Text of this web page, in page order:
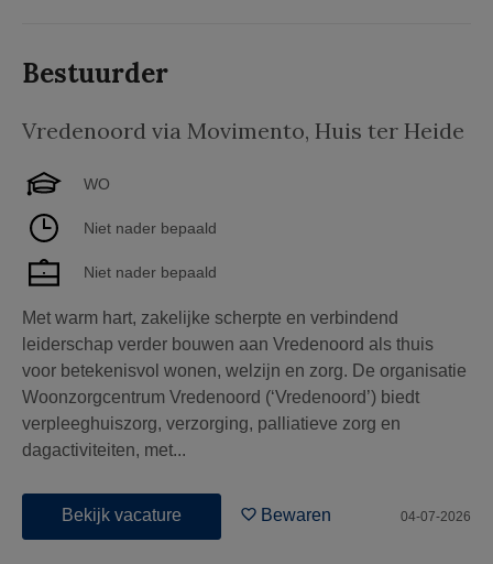
Bestuurder
Vredenoord via Movimento, Huis ter Heide
WO
Niet nader bepaald
Niet nader bepaald
Met warm hart, zakelijke scherpte en verbindend
leiderschap verder bouwen aan Vredenoord als thuis
voor betekenisvol wonen, welzijn en zorg. De organisatie
Woonzorgcentrum Vredenoord (‘Vredenoord’) biedt
verpleeghuiszorg, verzorging, palliatieve zorg en
dagactiviteiten, met...
Bekijk vacature Bewaren 04-07-2026